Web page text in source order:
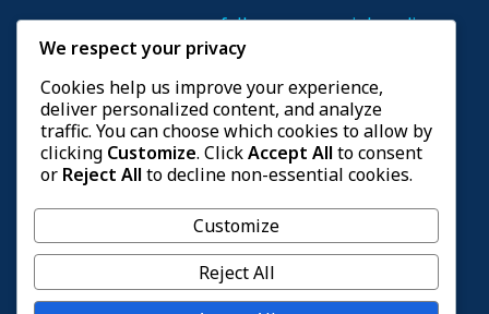
follow us on social media :
Berizin dan Diawasi OTORITAS JASA KEUANGAN dan
merupakan PESERTA PENJAMINAN LPS
Nomor : Kep - 65/KM.17/1993
We respect your privacy
Cookies help us improve your experience,
deliver personalized content, and analyze
traffic. You can choose which cookies to allow by
clicking Customize. ClickAccept All to consent
or Reject All to decline non-essential cookies.
Customize
Reject All